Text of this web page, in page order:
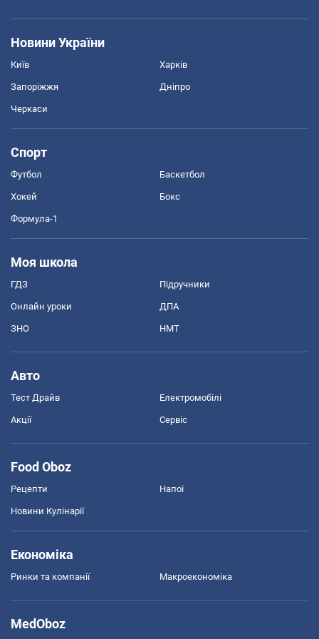
Новини України
Київ Харків
Запоріжжя Дніпро
Черкаси
Спорт
Футбол Баскетбол
Хокей Бокс
Формула-1
Моя школа
ГДЗ Підручники
Онлайн уроки ДПА
ЗНО НМТ
Авто
Тест Драйв Електромобілі
Акції Сервіс
Food Oboz
Рецепти Напої
Новини Кулінарії
Економіка
Ринки та компанії Макроекономіка
MedOboz